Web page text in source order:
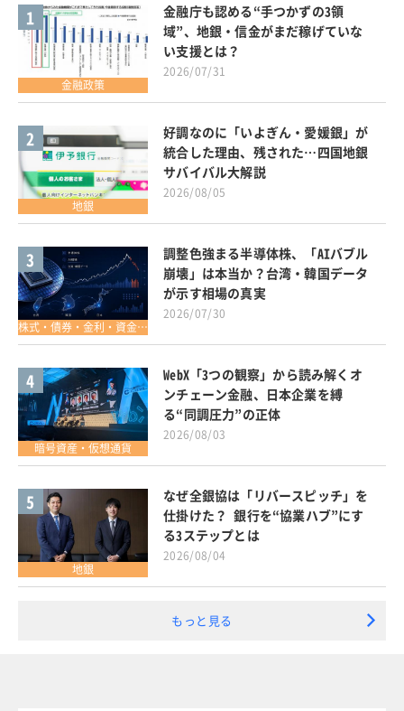
1
金融政策
金融庁も認める“手つかずの3領
域”、地銀・信金がまだ稼げていな
い支援とは？
2026/07/31
2
地銀
好調なのに「いよぎん・愛媛銀」が
統合した理由、残された…四国地銀
サバイバル大解説
2026/08/05
3
株式・債券・金利・資金調達
調整色強まる半導体株、「AIバブル
崩壊」は本当か？台湾・韓国データ
が示す相場の真実
2026/07/30
4
暗号資産・仮想通貨
WebX「3つの観察」から読み解くオ
ンチェーン金融、日本企業を縛
る“同調圧力”の正体
2026/08/03
5
地銀
なぜ全銀協は「リバースピッチ」を
仕掛けた？ 銀行を“協業ハブ”にす
る3ステップとは
2026/08/04
もっと見る